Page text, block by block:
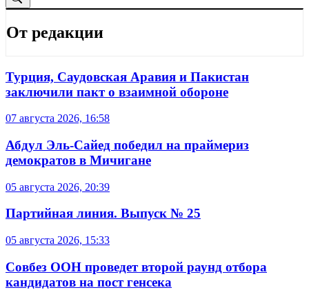
От редакции
Турция, Саудовская Аравия и Пакистан
заключили пакт о взаимной обороне
07 августа 2026, 16:58
Абдул Эль-Сайед победил на праймериз
демократов в Мичигане
05 августа 2026, 20:39
Партийная линия. Выпуск № 25
05 августа 2026, 15:33
Совбез ООН проведет второй раунд отбора
кандидатов на пост генсека